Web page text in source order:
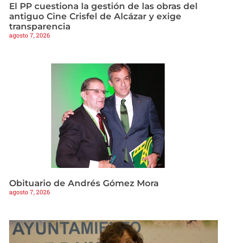
El PP cuestiona la gestión de las obras del
antiguo Cine Crisfel de Alcázar y exige
transparencia
agosto 7, 2026
Obituario de Andrés Gómez Mora
agosto 7, 2026